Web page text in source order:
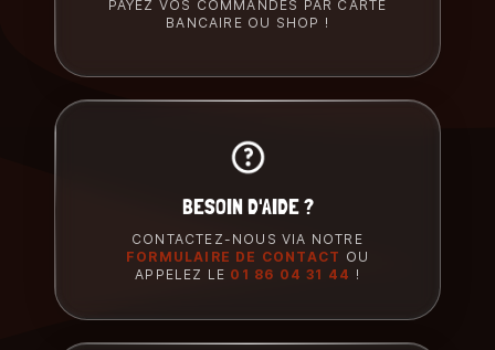
PAYEZ VOS COMMANDES PAR CARTE
BANCAIRE OU SHOP !
BESOIN D'AIDE ?
CONTACTEZ-NOUS VIA NOTRE
FORMULAIRE DE CONTACT OU
APPELEZ LE 01 86 04 31 44 !